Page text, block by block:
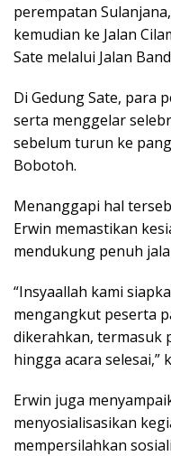
perempatan
kemudian ke Jalan
Sate melalui Jalan
Di Gedung Sate, para
serta menggelar
sebelum turun ke
Bobotoh.
Menanggapi hal
Erwin memastikan
mendukung penuh
“Insyaallah kami
mengangkut peserta
dikerahkan, termasuk
hingga acara selesai,”
Erwin juga
menyosialisasikan
mempersilahkan